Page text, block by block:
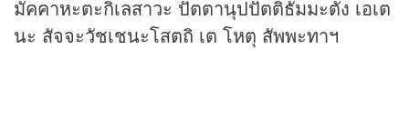
มัคคาหะตะกิเลสาวะ ปัตตานุปปัตติธัมมะตัง เอเต
นะ สัจจะวัชเชนะโสตถิ เต โหตุ สัพพะทาฯ